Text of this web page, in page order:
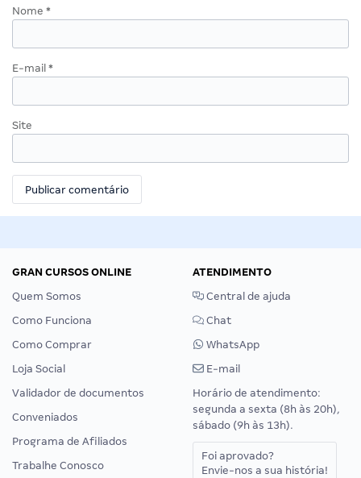
Nome *
E-mail *
Site
GRAN CURSOS ONLINE
Quem Somos
Como Funciona
Como Comprar
Loja Social
Validador de documentos
Conveniados
Programa de Afiliados
Trabalhe Conosco
ATENDIMENTO
Central de ajuda
Chat
WhatsApp
E-mail
Horário de atendimento:
segunda a sexta (8h às 20h),
sábado (9h às 13h).
Foi aprovado?
Envie-nos a sua história!